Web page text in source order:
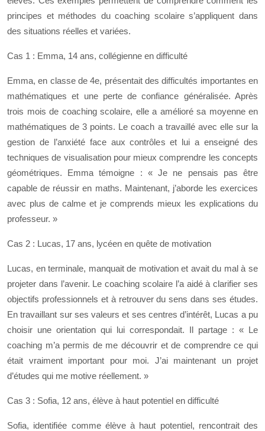
principes et méthodes du coaching scolaire s’appliquent dans
des situations réelles et variées.
Cas 1 : Emma, 14 ans, collégienne en difficulté
Emma, en classe de 4e, présentait des difficultés importantes en
mathématiques et une perte de confiance généralisée. Après
trois mois de coaching scolaire, elle a amélioré sa moyenne en
mathématiques de 3 points. Le coach a travaillé avec elle sur la
gestion de l’anxiété face aux contrôles et lui a enseigné des
techniques de visualisation pour mieux comprendre les concepts
géométriques. Emma témoigne : « Je ne pensais pas être
capable de réussir en maths. Maintenant, j’aborde les exercices
avec plus de calme et je comprends mieux les explications du
professeur. »
Cas 2 : Lucas, 17 ans, lycéen en quête de motivation
Lucas, en terminale, manquait de motivation et avait du mal à se
projeter dans l’avenir. Le coaching scolaire l’a aidé à clarifier ses
objectifs professionnels et à retrouver du sens dans ses études.
En travaillant sur ses valeurs et ses centres d’intérêt, Lucas a pu
choisir une orientation qui lui correspondait. Il partage : « Le
coaching m’a permis de me découvrir et de comprendre ce qui
était vraiment important pour moi. J’ai maintenant un projet
d’études qui me motive réellement. »
Cas 3 : Sofia, 12 ans, élève à haut potentiel en difficulté
Sofia, identifiée comme élève à haut potentiel, rencontrait des